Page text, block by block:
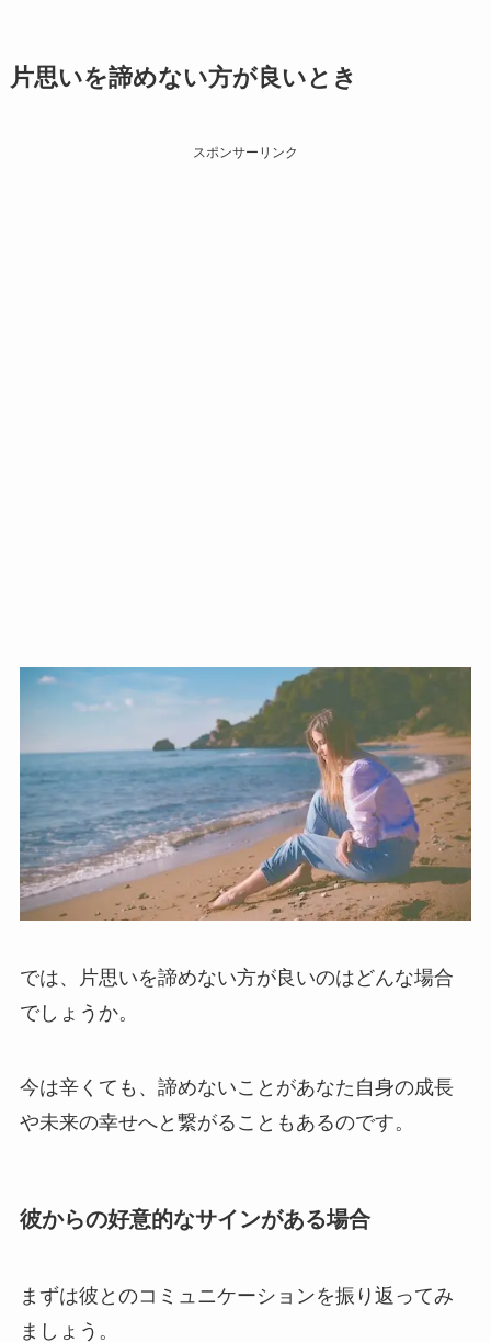
片思いを諦めない方が良いとき
スポンサーリンク
では、片思いを諦めない方が良いのはどんな場合
でしょうか。
今は辛くても、諦めないことがあなた自身の成長
や未来の幸せへと繋がることもあるのです。
彼からの好意的なサインがある場合
まずは彼とのコミュニケーションを振り返ってみ
ましょう。